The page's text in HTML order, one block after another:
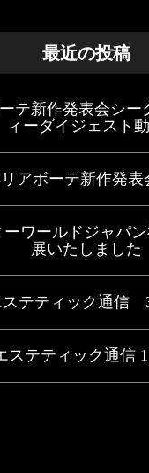
最近の投稿
テ新作発表会シー
ィーダイジェスト
リアボーテ新作発
ーワールドジャパ
展いたしました
ステティック通信
ステティック通信 1